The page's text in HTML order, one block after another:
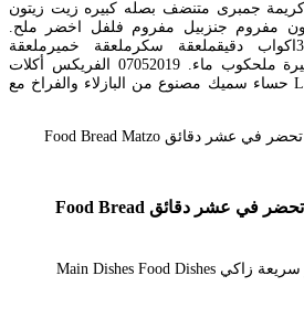
جمبرى متنضف بصله كبيره زيت زيتون
مفروم جنزبيل مفروم فلفل اخضر ملح.
23042019 مكونات العجين3اكواب دقيقملعقة سكرملعقة خميرملعقة
زباديثلث كوب زيتملعقة صغيرة ملحكوب ماء. 07052019 الفريكس أكلات
تونسية سريعة وسهلة Lablabi حساء سميك مصنوع من البازلاء والفراخ مع
أكلة تركية سريعة و لذيذة تحضر في عشر دقائق Food Bread